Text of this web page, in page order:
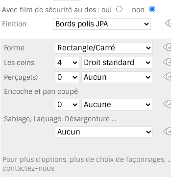
Avec film de sécurité au dos : oui
non
Finition
Forme
Les coins
Perçage(s)
Encoche et pan coupé
Sablage, Laquage, Désargenture ...
Pour plus d'options, plus de choix de façonnages,
contactez-nous